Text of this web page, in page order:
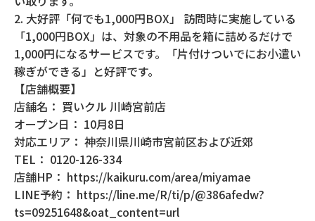
2. 大好評「何でも1,000円BOX」 訪問時に実施している
「1,000円BOX」は、対象の不用品を箱に詰めるだけで
1,000円になるサービスです。「片付けついでにお小遣い
稼ぎができる」と好評です。
【店舗概要】
店舗名： 買いクル 川崎宮前店
オープン日： 10月8日
対応エリア： 神奈川県川崎市宮前区および近郊
TEL： 0120-126-334
店舗HP： https://kaikuru.com/area/miyamae
LINE予約： https://line.me/R/ti/p/@386afedw?
ts=09251648&oat_content=url